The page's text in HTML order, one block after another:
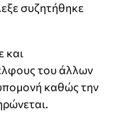
συζητήθηκε
και
του άλλων
καθώς την